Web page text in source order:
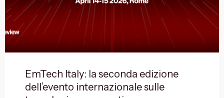
EmTech Italy: la seconda edizione
dell’evento internazionale sulle